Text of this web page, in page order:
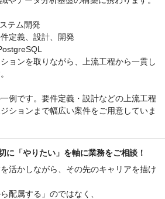
テム開発
定義、設計、開発
ョンを取りながら、上流工程から一貫し
例です。要件定義・設計などの上流工程
ションまで幅広い案件をご用意していま
に「やりたい」を軸に業務をご相談！
活かしながら、その先のキャリアを描け
配属する」のではなく、